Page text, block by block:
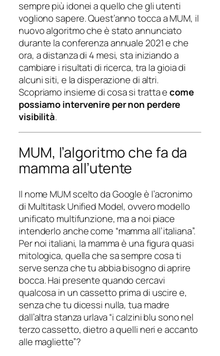
sempre più idonei a quello che gli utenti
vogliono sapere. Quest’anno tocca a MUM, il
nuovo algoritmo che è stato annunciato
durante la conferenza annuale 2021 e che
ora, a distanza di 4 mesi, sta iniziando a
cambiare i risultati di ricerca, tra la gioia di
alcuni siti, e la disperazione di altri.
Scopriamo insieme di cosa si tratta ecome
possiamo intervenire per non perdere
visibilità.
MUM, l’algoritmo che fa da
mamma all’utente
Il nome MUM scelto da Google è l’acronimo
di Multitask Unified Model, ovvero modello
unificato multifunzione, ma a noi piace
intenderlo anche come “mamma all’italiana”.
Per noi italiani, la mamma è una figura quasi
mitologica, quella che sa sempre cosa ti
serve senza che tu abbia bisogno di aprire
bocca. Hai presente quando cercavi
qualcosa in un cassetto prima di uscire e,
senza che tu dicessi nulla, tua madre
dall’altra stanza urlava “i calzini blu sono nel
terzo cassetto, dietro a quelli neri e accanto
alle magliette”?